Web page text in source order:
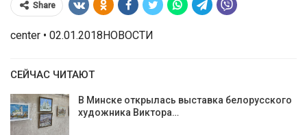
Share
center • 02.01.2018НОВОСТИ
СЕЙЧАС ЧИТАЮТ
В Минске открылась выставка белорусского
художника Виктора…